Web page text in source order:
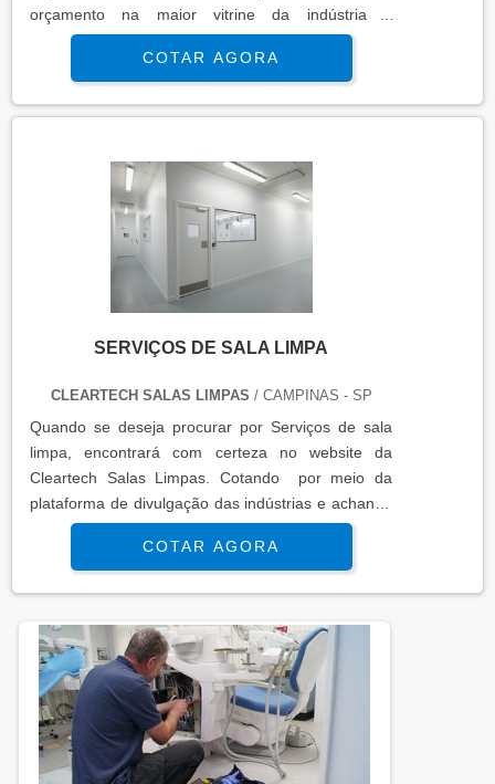
orçamento na maior vitrine da indústria e
conhecendo a maior referência no mercado em
seu proprio segmento.MAIS INFORMAÇÕES
INTERESSANTES SOBRE PREÇO DE
MONTAGEM DE ISOPAINELSe alguém quer achar
qualificada consegue encontrar o site da Cleartech
Salas Limpas. É possível en...
COTAR AGORA
SERVIÇOS DE SALA LIMPA
CLEARTECH SALAS LIMPAS / CAMPINAS - SP
Quando se deseja procurar por Serviços de sala
limpa, encontrará com certeza no website da
Cleartech Salas Limpas. Cotando por meio da
plataforma de divulgação das indústrias e achando
a líder do segmento.MAIS INFORMAÇÕES
INTERESSANTES SOBRE SERVIÇOS DE SALA
LIMPASe alguém pesquisar Serviços de sala limpa
grande expressão de mercado quando o assunto é
escadas pré moldadas de concreto pre...
COTAR AGORA